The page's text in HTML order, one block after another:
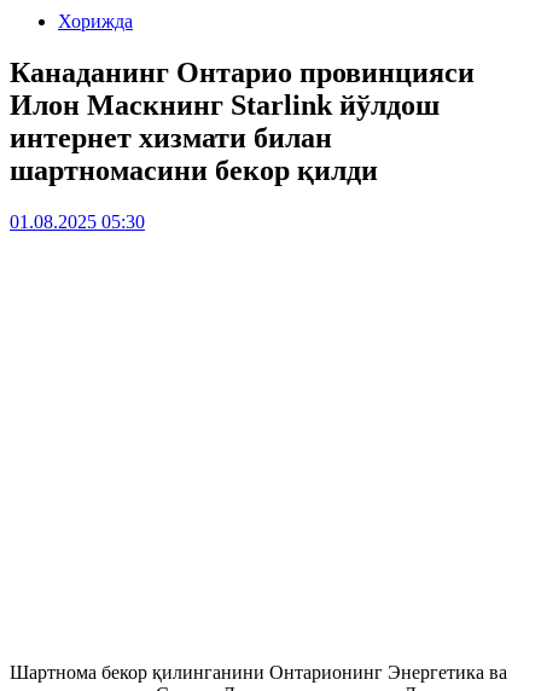
Хорижда
Канаданинг Онтарио провинцияси
Илон Маскнинг Starlink йўлдош
интернет хизмати билан
шартномасини бекор қилди
01.08.2025 05:30
Шартнома бекор қилинганини Онтарионинг Энергетика ва